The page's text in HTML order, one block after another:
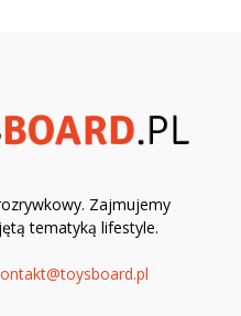
Zajmujemy
tematyką lifestyle.